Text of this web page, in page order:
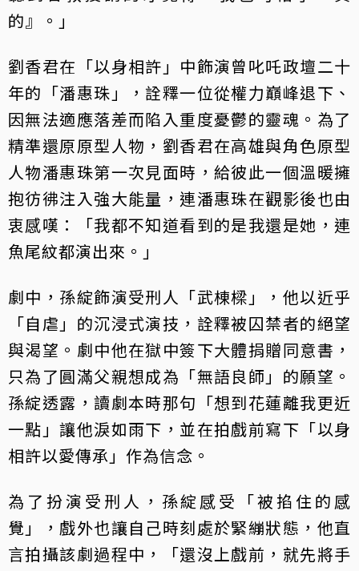
的』。」
劉香君在「以身相許」中飾演曾叱吒政壇二十
年的「潘惠珠」，詮釋一位從權力巔峰退下、
因無法適應落差而陷入重度憂鬱的靈魂。為了
精準還原原型人物，劉香君在高雄與角色原型
人物潘惠珠第一次見面時，給彼此一個溫暖擁
抱彷彿注入強大能量，連潘惠珠在觀影後也由
衷感嘆：「我都不知道看到的是我還是她，連
魚尾紋都演出來。」
劇中，孫綻飾演受刑人「武棟樑」，他以近乎
「自虐」的沉浸式演技，詮釋被囚禁者的絕望
與渴望。劇中他在獄中簽下大體捐贈同意書，
只為了圓滿父親想成為「無語良師」的願望。
孫綻透露，讀劇本時那句「想到花蓮離我更近
一點」讓他淚如雨下，並在拍戲前寫下「以身
相許以愛傳承」作為信念。
為了扮演受刑人，孫綻感受「被掐住的感
覺」，戲外也讓自己時刻處於緊繃狀態，他直
言拍攝該劇過程中，「還沒上戲前，就先將手